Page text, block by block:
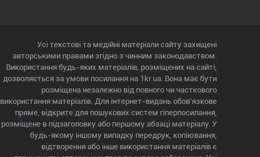
Усі текстові та медійні матеріали сайту захищені
авторськими правами згідно з чинним законодавством.
Використання будь-яких матеріалів, розміщених на сайті,
дозволяється за умови посилання на 1kr.ua. Вона має бути
розміщена незалежно від повного чи часткового
використання матеріалів. Для інтернет-видань обов'язкове
пряме, відкрите для пошукових систем гіперпосилання,
розміщене в підзаголовку або першому абзаці матеріалу. У
будь-якому іншому випадку передрук, копіювання,
відтворення або інше використання матеріалів є